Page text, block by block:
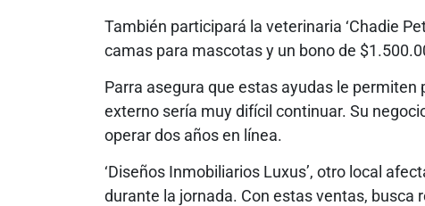
También participará la veterinaria ‘Chadie
camas para mascotas y un bono de
Parra asegura que estas ayudas le
externo sería muy difícil continuar. Su
operar dos años en línea.
‘Diseños Inmobiliarios Luxus’, otro local
durante la jornada. Con estas ventas,